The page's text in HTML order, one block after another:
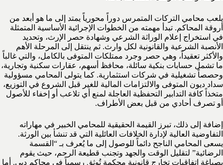
يلعب محامي التركات المتمرس دوراً محورياً يمتد إلى ما هو أبعد من
أروقة المحاكم. تبدأ مهمته من الخطوات الإجرائية الأساسية المتمثلة
في استخراج إعلام الوراثة الشرعي وشهادة حصر الإرث، وتحديد
الأنصبة الشرعية والقانونية لكل وارث. ثم ينتقل إلى المرحلة الأهم
والأكثر تعقيداً، وهي حصر وجرد ممتلكات المتوفى بالكامل، والتي غالباً
ما تشمل حسابات بنكية سائلة، محافظ أسهم، عقارات سكنية وتجارية،
وحصصاً تشغيلية في شركات استثمارية. كما يتولى المحامي مسؤولية
سداد ديون المتوفى والالتزامات المالية للغير قبل الشروع في التوزيع،
متخذاً كافة التدابير التحفظية العاجلة لمنع أي تلاعب أو إخفاء للأصول
أو تصرف أحادي من قبل بعض الأطراف.
إضافة إلى ذلك، تبرز القيمة الحقيقية للمحامي الخبير في مهاراته
التفاوضية العالية لإدارة الخلافات العائلية التي قد تنشأ بين الورثة.
يسعى المحامي الناجح دائماً للوصول إلى ما يُعرف بـ “القسمة
الرضائية” لتقليل الوقت والجهد وتجنب قطيعة الرحم، حيث يقوم
بصياغة اتفاقيات تخارج قانونية محكمة تُوثق رسمياً في محاكم دبي. أما